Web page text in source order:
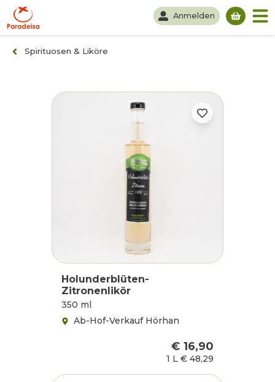
Anmelden
Spirituosen & Liköre
Holunderblüten-
Zitronenlikör
350 ml
Ab-Hof-Verkauf Hörhan
€ 16,90
1 L € 48,29